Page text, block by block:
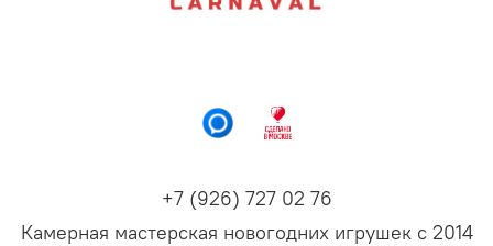
+7 (926) 727 02 76
Камерная мастерская новогодних игрушек с 2014